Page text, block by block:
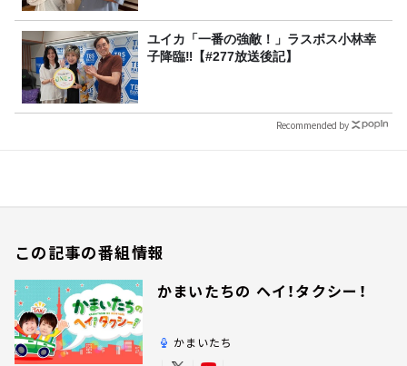
ユイカ「一番の強敵！」ラスボス小林幸
子降臨‼【#277放送後記】
Recommended by
この記事の番組情報
かまいたちの ヘイ！タクシー！
かまいたち